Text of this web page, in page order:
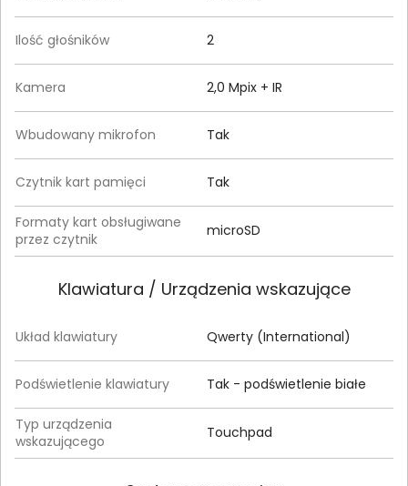
Ilość głośników 2
Kamera 2,0 Mpix + IR
Wbudowany mikrofon Tak
Czytnik kart pamięci Tak
Formaty kart obsługiwane
przez czytnik
microSD
Klawiatura / Urządzenia wskazujące
Układ klawiatury Qwerty (International)
Podświetlenie klawiatury Tak - podświetlenie białe
Typ urządzenia
wskazującego
Touchpad